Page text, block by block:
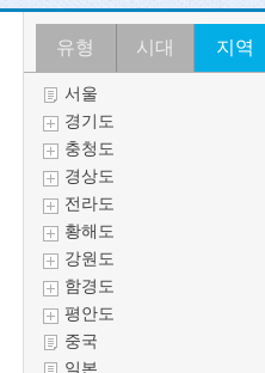
유형 시대 지역
서울
경기도
충청도
경상도
전라도
황해도
강원도
함경도
평안도
중국
일본